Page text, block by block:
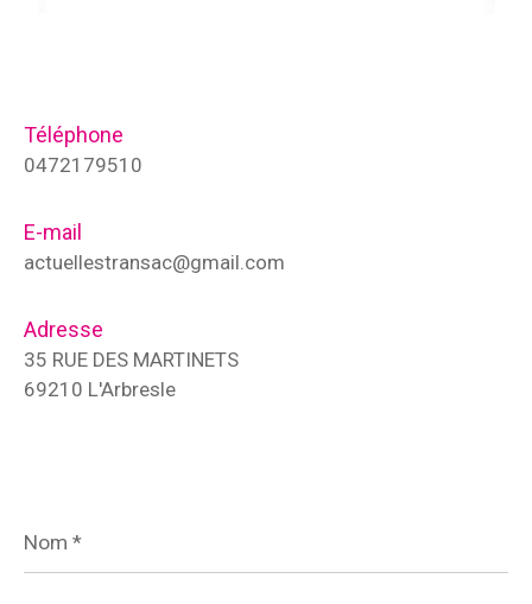
Téléphone
0472179510
E-mail
actuellestransac@gmail.com
Adresse
35 RUE DES MARTINETS
69210 L'Arbresle
*